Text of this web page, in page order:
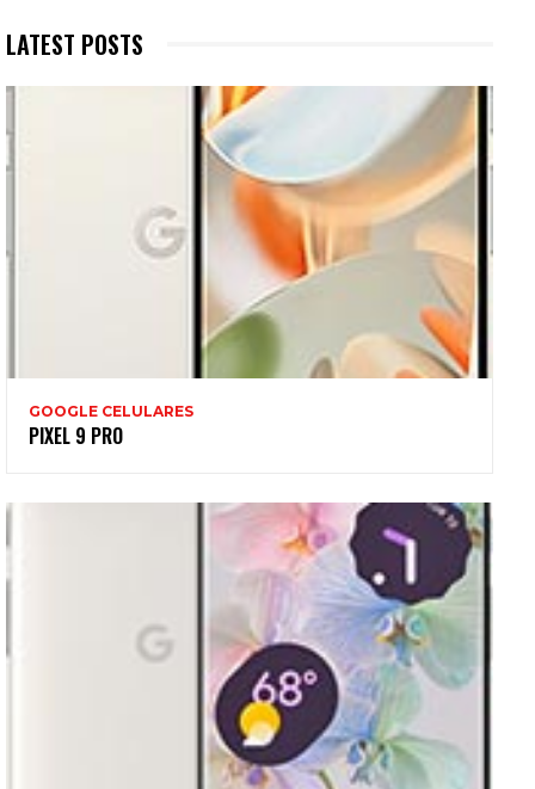
LATEST POSTS
GOOGLE CELULARES
PIXEL 9 PRO